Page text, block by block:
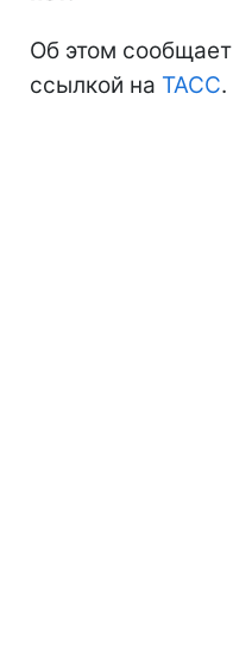
Об этом сообщает
ссылкой на ТАСС.